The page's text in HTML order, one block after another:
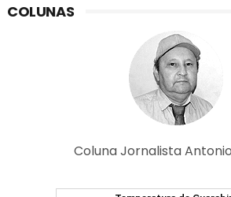
COLUNAS
Coluna Jornalista